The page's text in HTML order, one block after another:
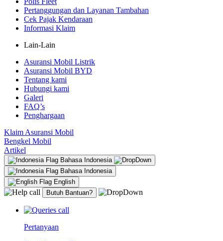
Pertanggungan dan Layanan Tambahan
Cek Pajak Kendaraan
Informasi Klaim
Lain-Lain
Asuransi Mobil Listrik
Asuransi Mobil BYD
Tentang kami
Hubungi kami
Galeri
FAQ’s
Penghargaan
Klaim Asuransi Mobil
Bengkel Mobil
Artikel
Bahasa Indonesia
Bahasa Indonesia
English
Butuh Bantuan?
Pertanyaan